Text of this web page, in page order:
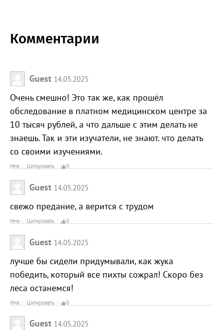
Комментарии
Guest 14.05.2025
Очень смешно! Это так же, как прошёл
обследование в платном медицинском центре за
10 тысяч рублей, а что дальше с этим делать не
знаешь. Так и эти изучатели, не знают. что делать
со своими изучениями.
Имя Цитировать 0
Guest 14.05.2025
свежо предание, а верится с трудом
Имя Цитировать 0
Guest 14.05.2025
лучше бы сидели придумывали, как жука
победить, который все пихты сожрал! Скоро без
леса останемся!
Имя Цитировать 0
Guest 14.05.2025